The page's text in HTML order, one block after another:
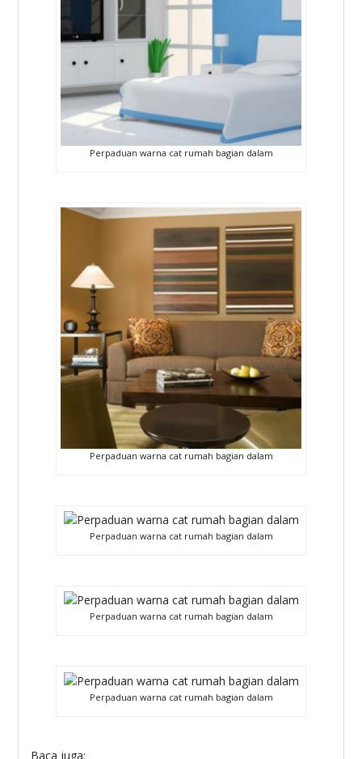
Perpaduan warna cat rumah bagian dalam
Perpaduan warna cat rumah bagian dalam
Perpaduan warna cat rumah bagian dalam
Perpaduan warna cat rumah bagian dalam
Perpaduan warna cat rumah bagian dalam
Baca juga: